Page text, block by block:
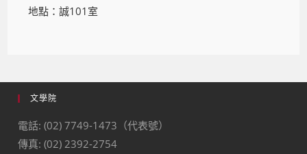
地點：誠101室
文學院
電話: (02) 7749-1473（代表號）
傳真: (02) 2392-2754